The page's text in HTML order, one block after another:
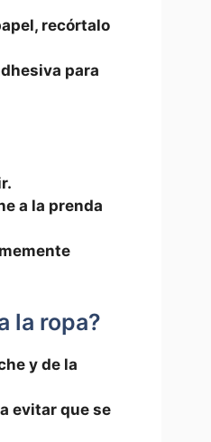
recórtalo
para
a ⁢la prenda
la ropa?
y de la‍
evitar ‍que ⁣se